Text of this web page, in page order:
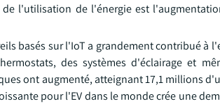
l'utilisation de l'énergie est
basés sur l'IoT a grandement contribué à
des systèmes d'éclairage et
ont augmenté, atteignant 17,1 millions
pour l'EV dans le monde crée une